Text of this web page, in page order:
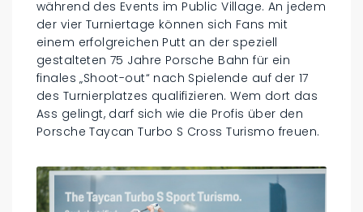
während des Events im Public Village. An jedem
der vier Turniertage können sich Fans mit
einem erfolgreichen Putt an der speziell
gestalteten 75 Jahre Porsche Bahn für ein
finales „Shoot-out“ nach Spielende auf der 17
des Turnierplatzes qualifizieren. Wem dort das
Ass gelingt, darf sich wie die Profis über den
Porsche Taycan Turbo S Cross Turismo freuen.